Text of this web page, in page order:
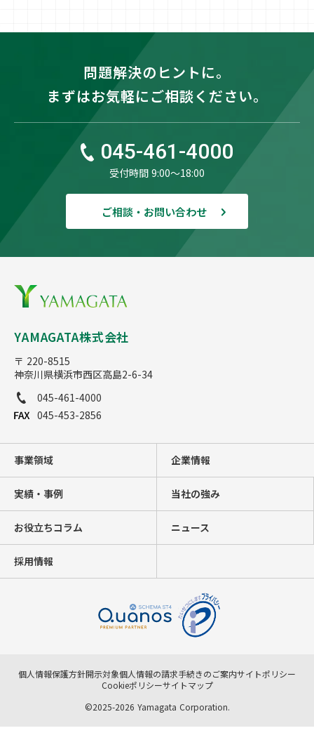
問題解決のヒントに。
まずはお気軽にご相談ください。
045-461-4000
受付時間 9:00〜18:00
ご相談・お問い合わせ
YAMAGATA株式会社
〒 220-8515
神奈川県横浜市西区高島2-6-34
045-461-4000
045-453-2856
事業領域 企業情報
実績・事例 当社の強み
お役立ちコラム ニュース
採用情報
個人情報保護方針開示対象個人情報の請求手続きのご案内サイトポリシー
Cookieポリシーサイトマップ
©2025-2026 Yamagata Corporation.